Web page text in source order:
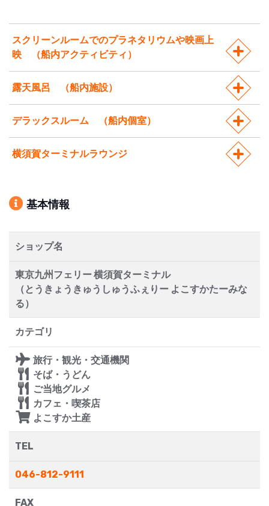
スクリーンルームでのプラネタリウムや映画上
映 （船内アクティビティ）
露天風呂 （船内施設）
デラックスルーム （船内個室）
横須賀ターミナルラウンジ
基本情報
ショップ名
東京九州フェリー 横須賀ターミナル
（とうきょうきゅうしゅうふぇりー よこすかたーみな
る）
カテゴリ
旅行・観光・交通機関
そば・うどん
ご当地グルメ
カフェ・喫茶店
よこすか土産
TEL
046-812-9111
FAX